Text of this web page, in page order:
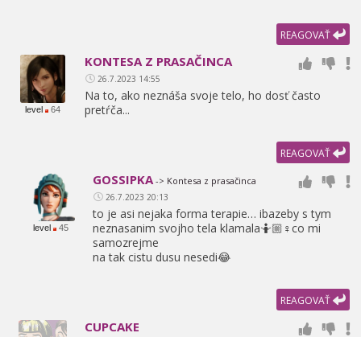
REAGOVAŤ
level 64
KONTESA Z PRASAČINCA
26.7.2023 14:55
Na to, ako neznáša svoje telo, ho dosť často
pretŕča...
REAGOVAŤ
level 45
GOSSIPKA -> Kontesa z prasačinca
26.7.2023 20:13
to je asi nejaka forma terapie… ibazeby s tym
neznasanim svojho tela klamala🤷🏼♀co mi
samozrejme
na tak cistu dusu nesedi😂
REAGOVAŤ
CUPCAKE